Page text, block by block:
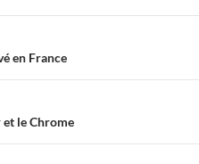
en France
et le Chrome